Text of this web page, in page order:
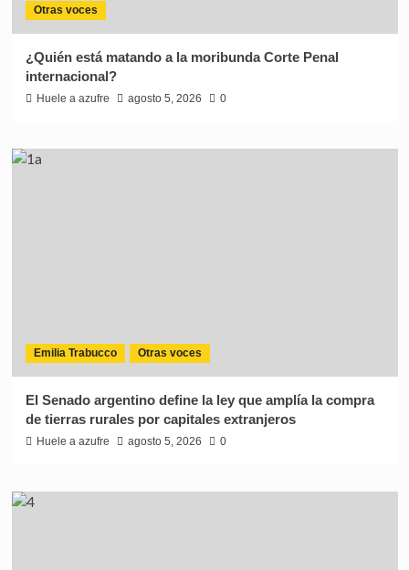
Otras voces
¿Quién está matando a la moribunda Corte Penal
internacional?
Huele a azufre agosto 5, 2026 0
Emilia Trabucco Otras voces
El Senado argentino define la ley que amplía la compra
de tierras rurales por capitales extranjeros
Huele a azufre agosto 5, 2026 0